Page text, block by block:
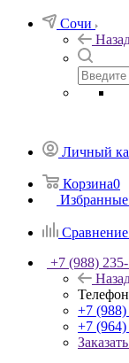
Сочи
Личный
Корзина0
Сравнение
+7 (988)
+7
+7